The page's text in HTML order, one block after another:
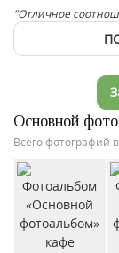
"Отличное
Основной
Всего фотографий